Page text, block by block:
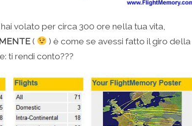
volato per circa 300 ore nella tua vita,
(
) è come se avessi fatto il giro della
ti rendi conto???